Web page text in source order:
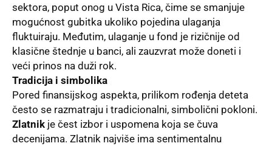
sektora, poput onog u Vista Rica, čime se smanjuje
mogućnost gubitka ukoliko pojedina ulaganja
fluktuiraju. Međutim, ulaganje u fond je rizičnije od
klasične štednje u banci, ali zauzvrat može doneti i
veći prinos na duži rok.
Tradicija i simbolika
Pored finansijskog aspekta, prilikom rođenja deteta
često se razmatraju i tradicionalni, simbolični pokloni.
Zlatnik je čest izbor i uspomena koja se čuva
decenijama. Zlatnik najviše ima sentimentalnu